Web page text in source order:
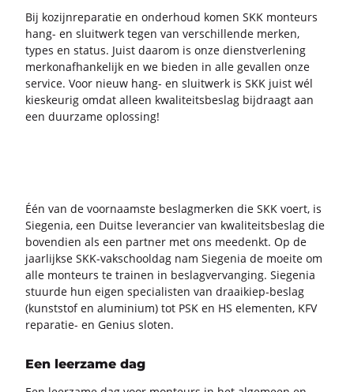
Bij ko­zijn­re­pa­ra­tie en on­der­houd komen SKK mon­teurs
hang- en sluit­werk tegen van ver­schil­len­de mer­ken,
types en sta­tus. Juist daar­om is onze dienst­ver­le­ning
mer­kon­af­han­ke­lijk en we bie­den in alle ge­val­len onze
ser­vi­ce. Voor nieuw hang- en sluit­werk is SKK juist wél
kies­keu­rig omdat al­leen kwa­li­teits­be­slag bij­draagt aan
een duur­za­me op­los­sing!
Één van de voor­naams­te be­slag­mer­ken die SKK voert, is
Sie­ge­nia, een Duit­se le­ve­ran­cier van kwa­li­teits­be­slag die
bo­ven­dien als een part­ner met ons mee­denkt. Op de
jaar­lijk­se SKK-​vakschooldag nam Sie­ge­nia de moei­te om
alle mon­teurs te trai­nen in be­slag­ver­van­ging. Sie­ge­nia
stuur­de hun eigen spe­ci­a­lis­ten van draaikiep-​beslag
(kunst­stof en alu­mi­ni­um) tot PSK en HS ele­men­ten, KFV
reparatie-​ en Ge­ni­us slo­ten.
Een leerzame dag